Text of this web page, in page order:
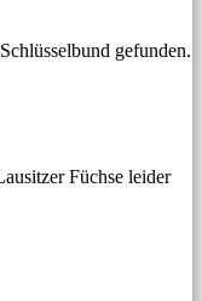
gefunden.
Füchse leider